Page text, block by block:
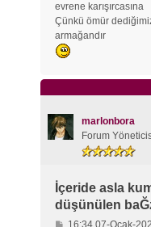
evrene karışırcasına
Çünkü ömür
armağandır
marlonbora
Forum
İçeride asla
düşünülen
M16:34 07-Ocak-